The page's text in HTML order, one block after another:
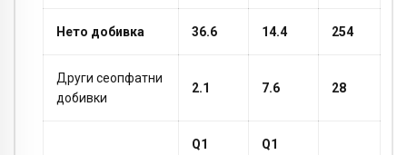
Нето добивка 36.6 14.4 254
Други сеопфатни
добивки
2.1 7.6 28
Q1
Q1